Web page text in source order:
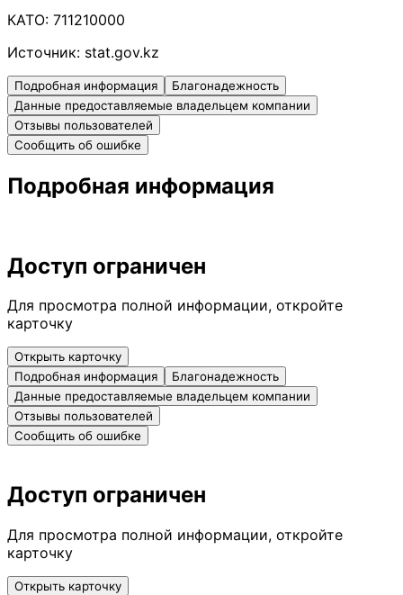
КАТО: 711210000
Источник: stat.gov.kz
Подробная информация
Благонадежность
Данные предоставляемые владельцем компании
Отзывы пользователей
Сообщить об ошибке
Подробная информация
Доступ ограничен
Для просмотра полной информации, откройте
карточку
Открыть карточку
Подробная информация
Благонадежность
Данные предоставляемые владельцем компании
Отзывы пользователей
Сообщить об ошибке
Доступ ограничен
Для просмотра полной информации, откройте
карточку
Открыть карточку